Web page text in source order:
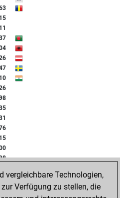
vergleichbare Technologien,
Verfügung zu stellen, die